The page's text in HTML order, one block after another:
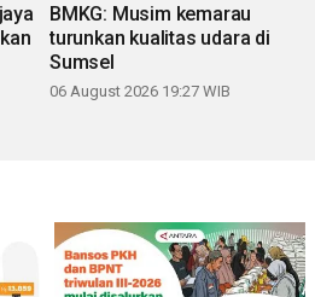
BMKG: Musim kemarau
turunkan kualitas udara di
Sumsel
06 August 2026 19:27 WIB